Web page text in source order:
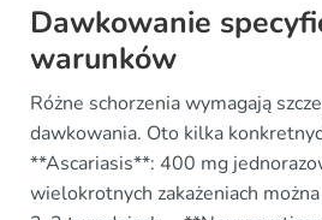
Dawkowanie
warunków
Różne schorzenia wymagają
dawkowania. Oto kilka
**Ascariasis**: 400 mg
wielokrotnych zakażeniach